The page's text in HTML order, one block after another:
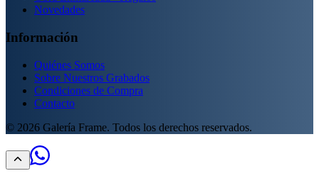
Novedades
Información
Quiénes Somos
Sobre Nuestros Grabados
Condiciones de Compra
Contacto
© 2026 Galería Frame. Todos los derechos reservados.